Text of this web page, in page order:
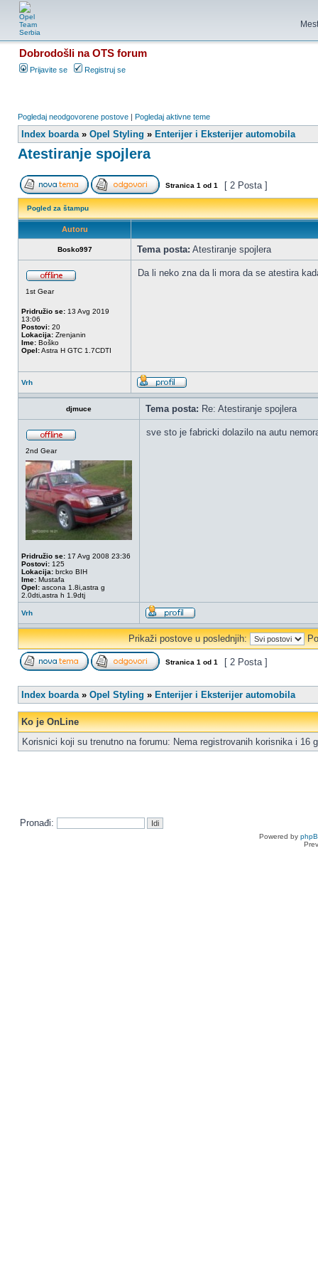
Dobrodošli na OTS forum
Prijavite se Registruj se
Pogledaj neodgovorene postove | Pogledaj aktivne teme
Index boarda» Opel Styling » Enterijer i Eksterijer automobila
Atestiranje spojlera
Stranica 1 od 1 [ 2 Posta ]
Pogled za štampu
Autoru
Bosko997 Tema posta: Atestiranje spojlera
1st Gear
Pridružio se: 13 Avg 2019
13:06
Postovi: 20
Lokacija: Zrenjanin
Ime: Boško
Opel:Astra H GTC 1.7CDTI
Da li neko zna da li mora da se atestira
Vrh
djmuce Tema posta: Re: Atestiranje spojlera
2nd Gear
Pridružio se: 17 Avg 2008 23:36
Postovi: 125
Lokacija: brcko BIH
Ime: Mustafa
Opel: ascona 1.8i,astra g
2.0dti,astra h 1.9dtj
sve sto je fabricki dolazilo na autu
Vrh
Prikaži postove u poslednjih:
Stranica 1 od 1 [ 2 Posta ]
Index boarda» Opel Styling » Enterijer i Eksterijer automobila
Ko je OnLine
Korisnici koji su trenutno na forumu: Nema registrovanih korisnika i 16
Pronađi:
Powered by